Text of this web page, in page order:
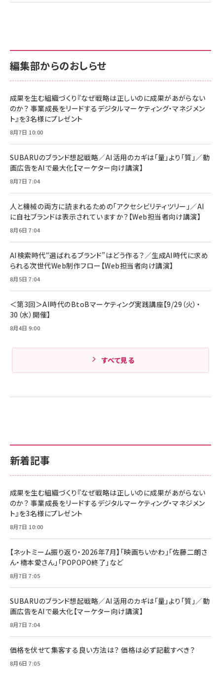
新着記事
成果を生む組織づくり『なぜ戦略は正しいのに成果があがらない
のか？ 事業成長をリードするデジタルマーケティング・マネジメン
ト』を3名様にプレゼント
8月7日 10:00
【ネットミーム振り返り・2026年7月】「映画ちいかわ」「佐藤二朗さ
ん・橋本愛さん」「POPOPO終了」など
8月7日 7:05
SUBARUのブランド想起戦略／AI活用のカギは「量」より「質」／動
画広告をAIで最大化【マーケター向け講演】
8月7日 7:04
価格を伏せて集客する良い方法は？ 価格は必ず記載すべき？
8月6日 7:05
編集部からのおしらせ
成果を生む組織づくり『なぜ戦略は正しいのに成果があがらない
のか？ 事業成長をリードするデジタルマーケティング・マネジメン
ト』を3名様にプレゼント
8月7日 10:00
SUBARUのブランド想起戦略／AI活用のカギは「量」より「質」／動
画広告をAIで最大化【マーケター向け講演】
8月7日 7:04
人と機械の両方に読まれるための「アクセシビリティツリー」／AI
に自社ブランドは表示されていますか？【Web担当者向け講演】
8月6日 7:04
AI検索時代“選ばれるブランド”はどう作る？／生成AI時代に求め
られる次世代Web制作フロー【Web担当者向け講演】
8月5日 7:04
＜第3回＞AI時代のBtoBマーケティング実践講座【9/29（火）・
30（水）開催】
8月4日 9:00
すべて見る